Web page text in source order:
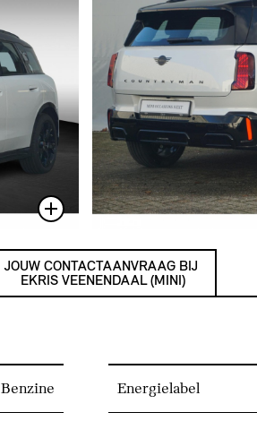
JOUW CONTACTAANVRAAG BIJ
EKRIS VEENENDAAL (MINI)
Benzine Energielabel